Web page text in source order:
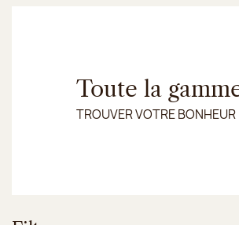
Toute la
TROUVER VOTRE BONHEUR